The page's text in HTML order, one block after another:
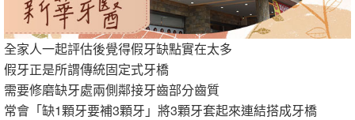
全家人一起評估後覺得假牙缺點實在太多
假牙正是所謂傳統固定式牙橋
需要修磨缺牙處兩側鄰接牙齒部分齒質
常會「缺1顆牙要補3顆牙」將3顆牙套起來連結搭成牙橋